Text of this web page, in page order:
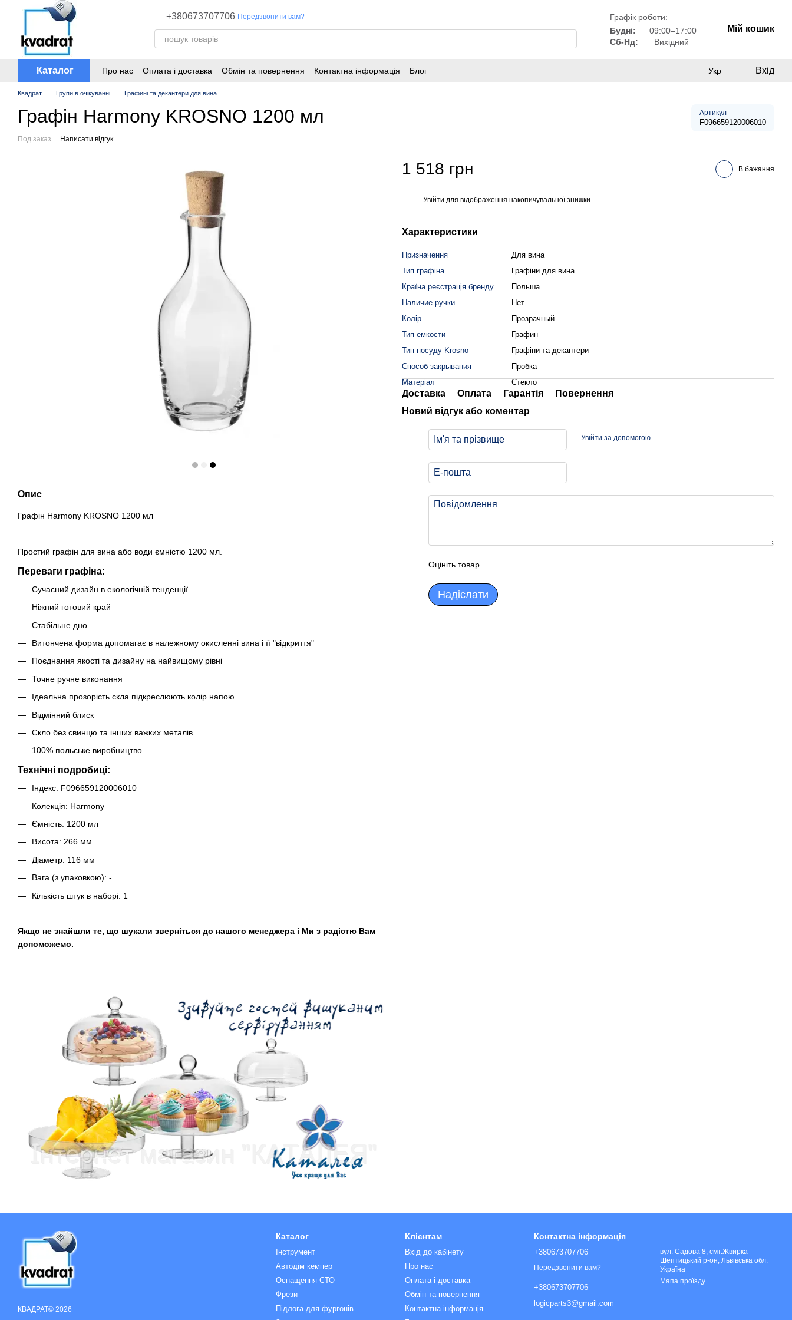
Перейти до основного контенту
+380673707706 Передзвонити вам?
Графік роботи:
Будні:
09:00–17:00
Сб-Нд:
Вихідний
Мій кошик
Каталог Про нас Оплата і доставка Обмін та повернення Контактна інформація Блог Укр Вхід
Квадрат Групи в очікуванні Графині та декантери для вина
Графін Harmony KROSNO 1200 мл Артикул
F096659120006010
Под заказ Написати відгук
Опис
Графін Harmony KROSNO 1200 мл
Простий графін для вина або води ємністю 1200 мл.
Переваги графiна:
Сучасний дизайн в екологічній тенденції
Ніжний готовий край
Стабільне дно
Витончена форма допомагає в належному окисленні вина і її "відкриття"
Поєднання якості та дизайну на найвищому рівні
Точне ручне виконання
Ідеальна прозорість скла підкреслюють колір напою
Відмінний блиск
Скло без свинцю та інших важких металів
100% польське виробництво
Технічні подробиці:
Індекс: F096659120006010
Колекція: Harmony
Ємність: 1200 мл
Висота: 266 мм
Діаметр: 116 мм
Вага (з упаковкою): -
Кількість штук в наборі: 1
Якщо не знайшли те, що шукали зверніться до нашого менеджера і Ми з радістю Вам
допоможемо.
1 518 грн В бажання
Увійти для відображення накопичувальної знижки
Характеристики
Призначення
Для вина
Тип графіна
Графіни для вина
Країна реєстрація бренду
Польша
Наличие ручки
Нет
Колір
Прозрачный
Тип емкости
Графин
Тип посуду Krosno
Графіни та декантери
Способ закрывания
Пробка
Матеріал
Стекло
Доставка Оплата Гарантія
Повернення
Новий відгук або коментар
Увійти за допомогою
Оцініть товар
Надіслати
КВАДРАТ© 2026
Каталог
Інструмент
Автодім кемпер
Оснащення СТО
Фрези
Підлога для фургонів
Клієнтам
Вхід до кабінету
Про нас
Оплата і доставка
Обмін та повернення
Контактна інформація
Контактна інформація
+380673707706
Передзвонити вам?
+380673707706
logicparts3@gmail.com
вул. Садова 8, смт.Жвирка
Шептицький р-он, Львівська обл.
Україна
Мапа проїзду